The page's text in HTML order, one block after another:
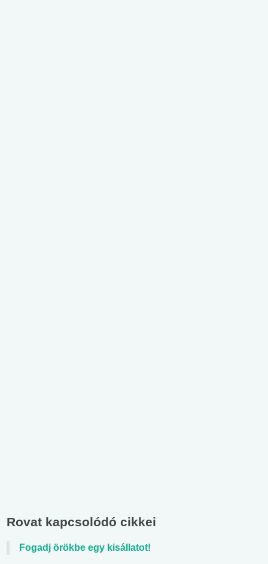
Rovat kapcsolódó cikkei
Fogadj örökbe egy kisállatot!